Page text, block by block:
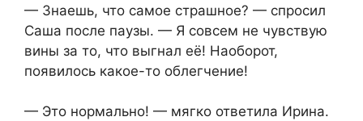
— Знаешь, что самое страшное? — спросил
Саша после паузы. — Я совсем не чувствую
вины за то, что выгнал её! Наоборот,
появилось какое-то облегчение!
— Это нормально! — мягко ответила Ирина.